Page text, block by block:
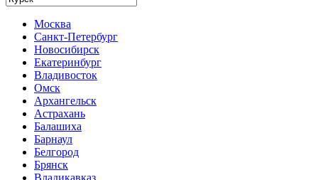
Москва
Санкт-Петербург
Новосибирск
Екатеринбург
Владивосток
Омск
Архангельск
Астрахань
Балашиха
Барнаул
Белгород
Брянск
Владикавказ